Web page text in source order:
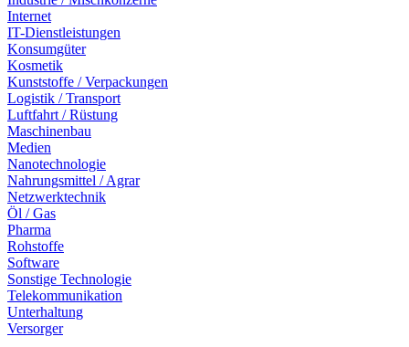
Internet
IT-Dienstleistungen
Konsumgüter
Kosmetik
Kunststoffe / Verpackungen
Logistik / Transport
Luftfahrt / Rüstung
Maschinenbau
Medien
Nanotechnologie
Nahrungsmittel / Agrar
Netzwerktechnik
Öl / Gas
Pharma
Rohstoffe
Software
Sonstige Technologie
Telekommunikation
Unterhaltung
Versorger